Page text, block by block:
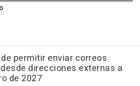
permitir enviar correos
direcciones externas a
de 2027